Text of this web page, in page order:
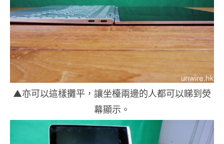
▲亦可以這樣攤平，讓坐檯兩邊的人都可以睇到熒
幕顯示。